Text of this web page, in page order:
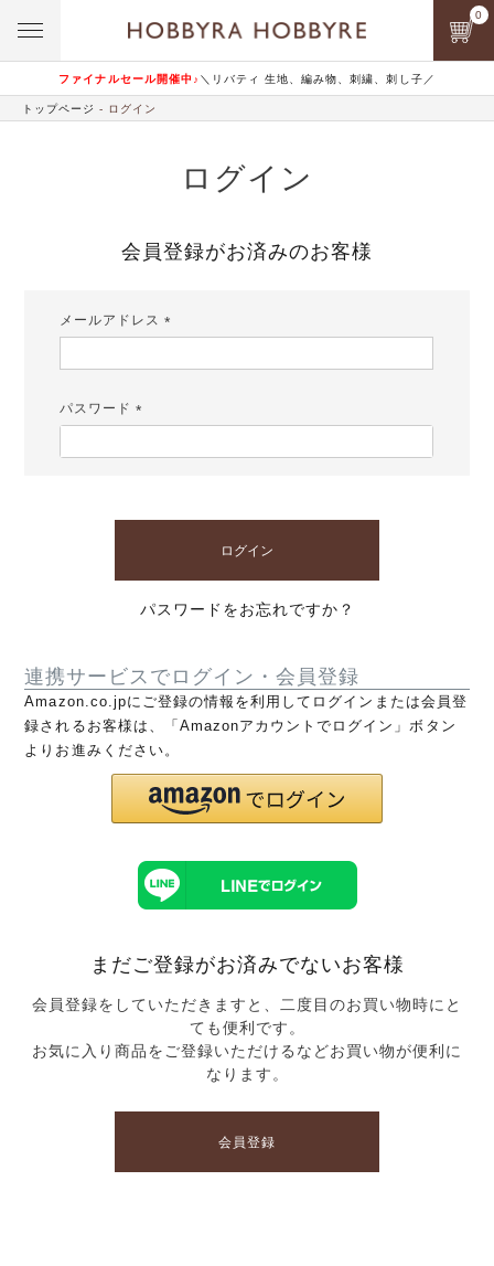
ファイナルセール開催中♪ ＼リバティ 生地、編み物、刺繍、刺し子／
0
トップページ ログイン
ログイン
会員登録がお済みのお客様
メールアドレス
パスワード
ログイン
パスワードをお忘れですか？
連携サービスでログイン・会員登録
Amazon.co.jpにご登録の情報を利用してログインまたは会員登
録されるお客様は、「Amazonアカウントでログイン」ボタン
よりお進みください。
まだご登録がお済みでないお客様
会員登録をしていただきますと、二度目のお買い物時にと
ても便利です。
お気に入り商品をご登録いただけるなどお買い物が便利に
なります。
会員登録